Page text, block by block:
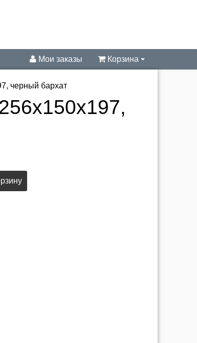
Мои заказы Корзина
черный бархат